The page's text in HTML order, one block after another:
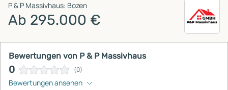
P & P Massivhaus: Bozen
Ab 295.000 €
Bewertungen von P & P Massivhaus
0 (0)
Bewertungen ansehen